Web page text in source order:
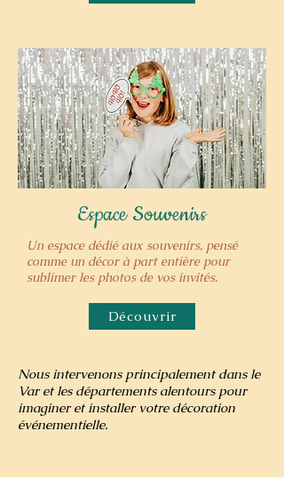
Espace Souvenirs
Un espace dédié aux souvenirs, pensé
comme un décor à part entière pour
sublimer les photos de vos invités.
Découvrir
Nous intervenons principalement dans le
Var et les départements alentours pour
imaginer et installer votre décoration
événementielle.